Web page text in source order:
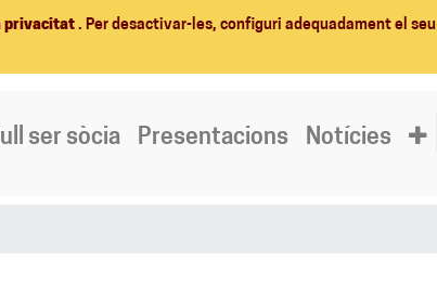
privacitat . Per desactivar-les, configuri adequadament el seu
ser sòcia Presentacions Notícies